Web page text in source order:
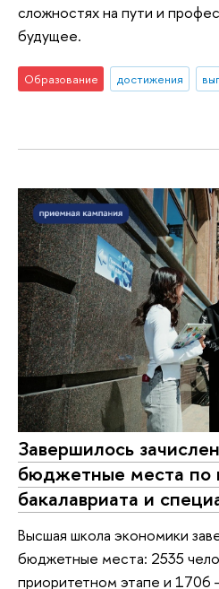
сложностях на пути и
будущее.
Образование достижения
Завершилось
бюджетные места по
бакалавриата и
Высшая школа экономики
бюджетные места: 2535
приоритетном этапе и 1706